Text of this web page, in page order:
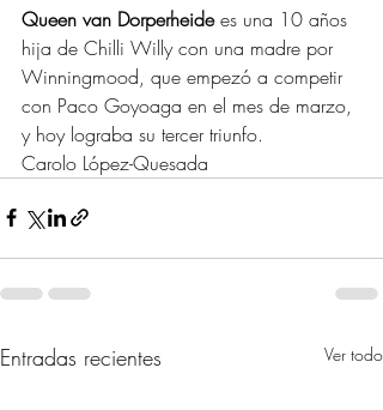
Queen van Dorperheide es una 10 años
hija de Chilli Willy con una madre por
Winningmood, que empezó a competir
con Paco Goyoaga en el mes de marzo,
y hoy lograba su tercer triunfo.
Carolo López-Quesada
Entradas recientes Ver todo